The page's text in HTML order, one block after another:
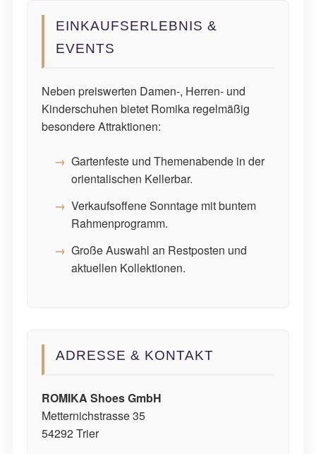
EINKAUFSERLEBNIS &
EVENTS
Neben preiswerten Damen-, Herren- und
Kinderschuhen bietet Romika regelmäßig
besondere Attraktionen:
Gartenfeste und Themenabende in der
orientalischen Kellerbar.
Verkaufsoffene Sonntage mit buntem
Rahmenprogramm.
Große Auswahl an Restposten und
aktuellen Kollektionen.
ADRESSE & KONTAKT
ROMIKA Shoes GmbH
Metternichstrasse 35
54292 Trier